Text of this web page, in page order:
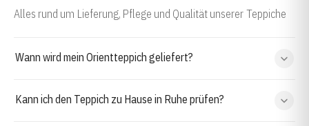
Alles rund um Lieferung, Pflege und Qualität unserer Teppiche
Wann wird mein Orientteppich geliefert?
Kann ich den Teppich zu Hause in Ruhe prüfen?